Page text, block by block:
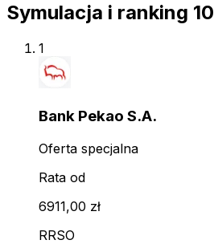
Symulacja i ranking 10
1
Bank Pekao S.A.
Oferta specjalna
Rata od
6911,00 zł
RRSO